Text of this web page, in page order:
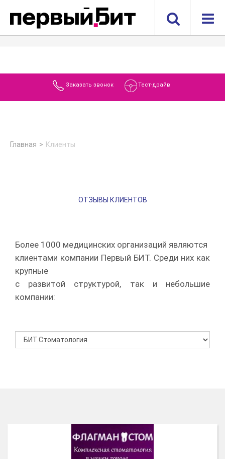
Заказать звонок Тест-драйв
Главная Клиенты
ОТЗЫВЫ КЛИЕНТОВ
Более 1000 медицинских организаций являются
клиентами компании Первый БИТ. Среди них как
крупные
с развитой структурой, так и небольшие
компании: